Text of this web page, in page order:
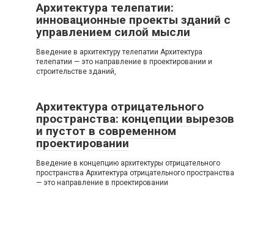
Архитектура телепатии:
инновационные проекты зданий с
управлением силой мысли
Введение в архитектуру телепатии Архитектура
телепатии — это направление в проектировании и
строительстве зданий,
Архитектура отрицательного
пространства: концепции вырезов
и пустот в современном
проектировании
Введение в концепцию архитектуры отрицательного
пространства Архитектура отрицательного пространства
— это направление в проектировании